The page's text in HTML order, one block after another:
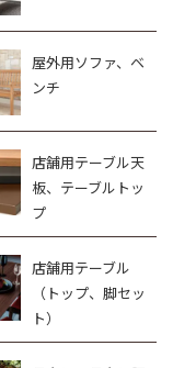
屋外用ソファ、ベ
ンチ
店舗用テーブル天
板、テーブルトッ
プ
店舗用テーブル
（トップ、脚セッ
ト）